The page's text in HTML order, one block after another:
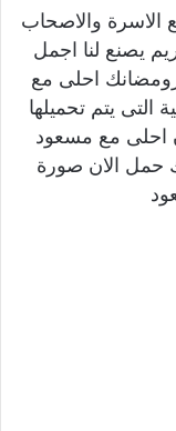
الاسرة والاصحاب
يصنع لنا اجمل
احلى مع
يتم تحميلها
احلى مع مسعود
حمل الان صورة